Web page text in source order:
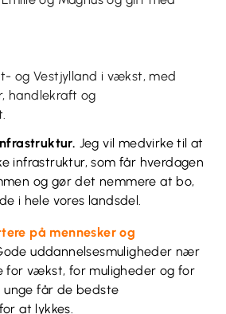
og Vestjylland i vækst, med
handlekraft og
Jeg vil medvirke til at
infrastruktur, som får hverdagen
og gør det nemmere at bo,
i hele vores landsdel.
på mennesker og
uddannelsesmuligheder nær
for vækst, for muligheder og for
unge får de bedste
at lykkes.